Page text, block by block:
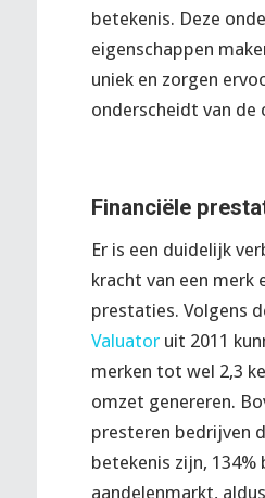
betekenis. Deze
eigenschappen
uniek en zorgen
onderscheidt van de
Financiële
Er is een duidelijk
kracht van een merk
prestaties. Volgens
Valuatoruit 2011
merken tot wel 2,3
omzet genereren.
presteren bedrijven
betekenis zijn, 134%
aandelenmarkt,